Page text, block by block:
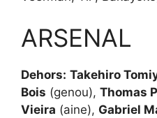
ARSENAL
Dehors: Takehiro
Bois (genou), Thomas
Vieira (aine), Gabriel